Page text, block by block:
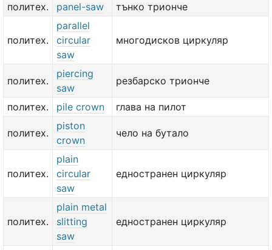
политех. panel-saw тънко трионче
политех.
parallel
circular
saw
многодисков циркуляр
политех.
piercing
saw
резбарско трионче
политех. pile crown глава на пилот
политех.
piston
crown
чело на бутало
политех.
plain
circular
saw
едностранен циркуляр
политех.
plain metal
slitting
saw
едностранен циркуляр